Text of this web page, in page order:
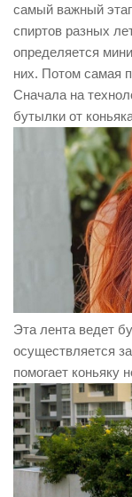
самый важный
спиртов разных
определяется
них. Потом самая
Сначала на
бутылки от
Эта лента ведет
осуществляется
помогает коньяку